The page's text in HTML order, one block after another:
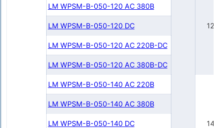
LM WPSM-B-050-120 AC 380В
LM WPSM-B-050-120 DC
LM WPSM-B-050-120 AC 220В-DC
LM WPSM-B-050-120 AC 380В-DC
LM WPSM-B-050-140 AC 220В
LM WPSM-B-050-140 AC 380В
LM WPSM-B-050-140 DC